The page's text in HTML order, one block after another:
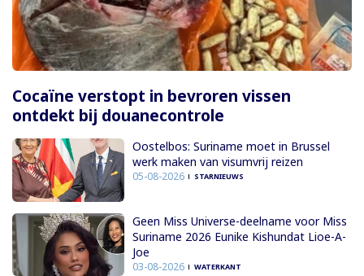
Cocaïne verstopt in bevroren vissen
ontdekt bij douanecontrole
Oostelbos: Suriname moet in Brussel
werk maken van visumvrij reizen
05-08-2026 STARNIEUWS
Geen Miss Universe-deelname voor Miss
Suriname 2026 Eunike Kishundat Lioe-A-
Joe
03-08-2026 WATERKANT